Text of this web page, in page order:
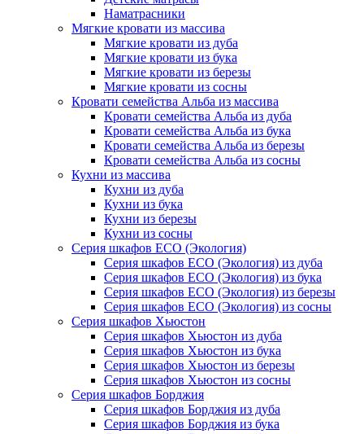
Наматрасники
Мягкие кровати из массива
Мягкие кровати из дуба
Мягкие кровати из бука
Мягкие кровати из березы
Мягкие кровати из сосны
Кровати семейства Альба из массива
Кровати семейства Альба из дуба
Кровати семейства Альба из бука
Кровати семейства Альба из березы
Кровати семейства Альба из сосны
Кухни из массива
Кухни из дуба
Кухни из бука
Кухни из березы
Кухни из сосны
Серия шкафов ECO (Экология)
Серия шкафов ECO (Экология) из дуба
Серия шкафов ECO (Экология) из бука
Серия шкафов ECO (Экология) из березы
Серия шкафов ECO (Экология) из сосны
Серия шкафов Хьюстон
Серия шкафов Хьюстон из дуба
Серия шкафов Хьюстон из бука
Серия шкафов Хьюстон из березы
Серия шкафов Хьюстон из сосны
Серия шкафов Борджия
Серия шкафов Борджия из дуба
Серия шкафов Борджия из бука